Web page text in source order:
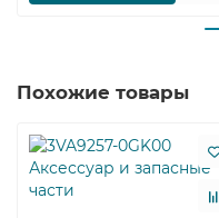
Похожие товары